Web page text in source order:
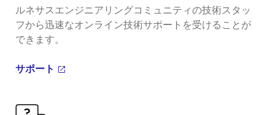
ルネサスエンジニアリングコミュニティの技術スタッ
フから迅速なオンライン技術サポートを受けることが
できます。
サポート